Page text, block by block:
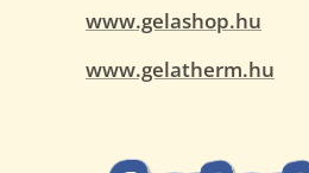
www.gelashop.hu
www.gelatherm.hu